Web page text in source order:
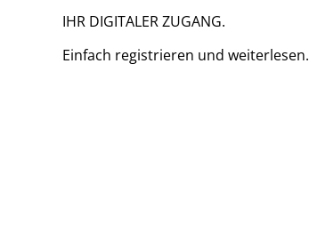
IHR DIGITALER ZUGANG.
Einfach registrieren und weiterlesen.